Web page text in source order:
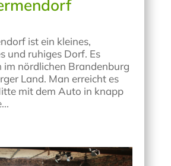
ist ein kleines,
und ruhiges Dorf. Es
im nördlichen Brandenburg
Land. Man erreicht es
mit dem Auto in knapp